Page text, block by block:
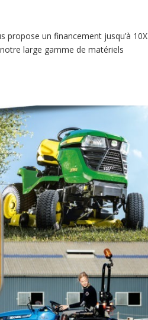
un financement jusqu’à 10X
notre large gamme de matériels